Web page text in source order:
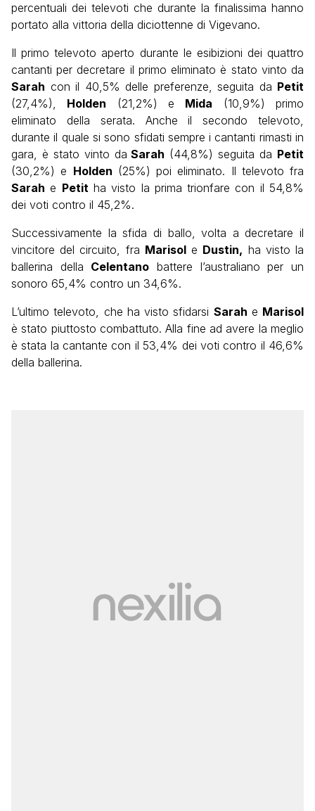
percentuali dei televoti che durante la finalissima hanno
portato alla vittoria della diciottenne di Vigevano.
Il primo televoto aperto durante le esibizioni dei quattro
cantanti per decretare il primo eliminato è stato vinto da
Sarah con il 40,5% delle preferenze, seguita da Petit
(27,4%), Holden (21,2%) e Mida (10,9%) primo
eliminato della serata. Anche il secondo televoto,
durante il quale si sono sfidati sempre i cantanti rimasti in
gara, è stato vinto da Sarah (44,8%) seguita da Petit
(30,2%) e Holden (25%) poi eliminato. Il televoto fra
Sarah e Petitha visto la prima trionfare con il 54,8%
dei voti contro il 45,2%.
Successivamente la sfida di ballo, volta a decretare il
vincitore del circuito, fra Marisole Dustin, ha visto la
ballerina della Celentano battere l’australiano per un
sonoro 65,4% contro un 34,6%.
L’ultimo televoto, che ha visto sfidarsi Sarah e Marisol
è stato piuttosto combattuto. Alla fine ad avere la meglio
è stata la cantante con il 53,4% dei voti contro il 46,6%
della ballerina.